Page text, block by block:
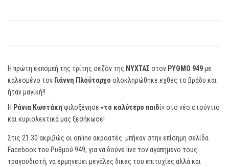
Η πρώτη εκπομπή της τρίτης σεζόν της ΝΥΧΤΑΣ στον ΡΥΘΜΟ 949με
καλεσμένο τον Γιάννη Πλούταρχο ολοκληρώθηκε εχθές το βράδυ και
ήταν μαγική!!
Η Ράνια Κωστάκη φιλοξένησε «το καλύτερο παιδί» στο νέο στούντιο
και κυριολεκτικά μας ξεσήκωσε!
Στις 21.30 ακριβώς οι online ακροατές μπήκαν στην επίσημη σελίδα
Facebook του Ρυθμού 949, για να δούνε live τον αγαπημένο τους
τραγουδιστή, να ερμηνεύει μεγάλες δικές του επιτυχίες αλλά και